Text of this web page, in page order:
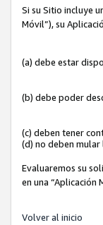
Si su Sitio incluye
Móvil”), su
(a) debe estar
(b) debe poder
(c) deben tener
(d) no deben
Evaluaremos su
en una “Aplicación
Volver al inicio